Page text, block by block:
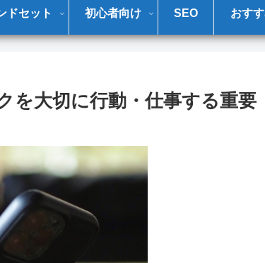
ドセット 初心者向け SEO おす
を大切に行動・仕事する重要